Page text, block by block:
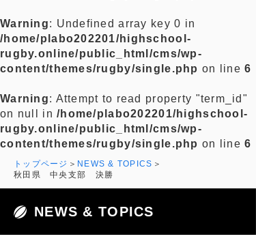
Warning: Undefined array key 0 in
/home/plabo202201/highschool-
rugby.online/public_html/cms/wp-
content/themes/rugby/single.php on line6
Warning: Attempt to read property "term_id"
on null in/home/plabo202201/highschool-
rugby.online/public_html/cms/wp-
content/themes/rugby/single.php on line6
トップページ
NEWS & TOPICS
秋田県 中央支部 決勝
NEWS & TOPICS